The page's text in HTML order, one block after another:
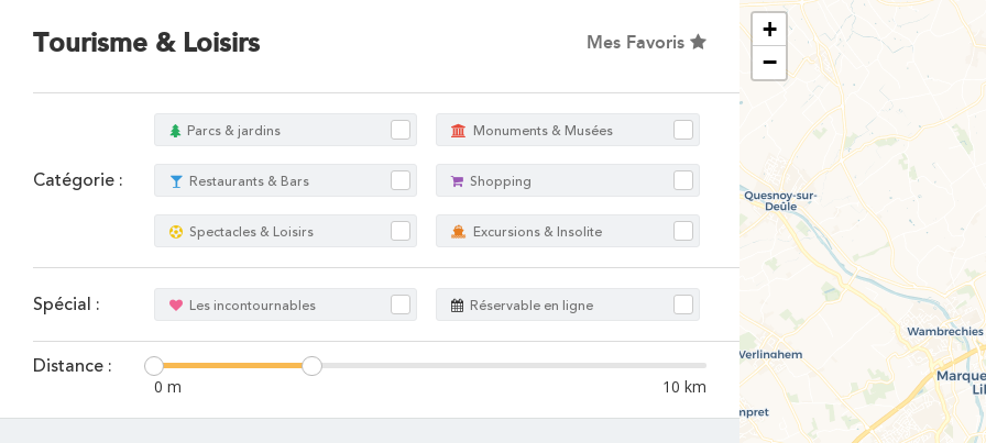
Mes Favoris
Tourisme & Loisirs
Catégorie :
Parcs & jardins Monuments & Musées
Restaurants & Bars Shopping
Spectacles & Loisirs Excursions & Insolite
Spécial : Les incontournables Réservable en ligne
Distance :
0 m 10 km
+
−